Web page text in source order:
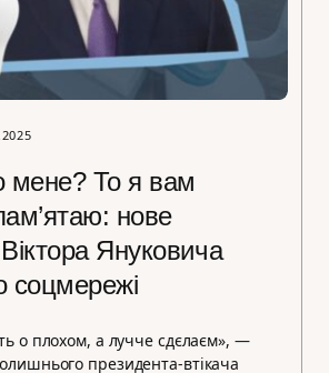
мене? То я вам
нове
Януковича
соцмережі
о плохом, а лучче сдєлаєм», —
президента-втікача